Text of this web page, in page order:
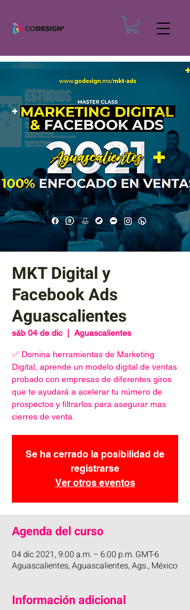
MKT Digital y
Facebook Ads
Aguascalientes
sáb 04 de dic
  |
Aguascalientes
✅ Domina herramientas de Marketing
Digital, aprende un modelo digital de ventas
probado con empresas de diferentes giros
que te ayudará a acelerar tu número de
prospectos y filtrarlos para asegurar mas
cierres de venta.
Se ha cerrado la posibilidad de
registrarse
Ver otros eventos
Agenda del curso
04 dic 2021, 9:00 a.m. – 6:00 p.m. GMT-6
Aguascalientes, Aguascalientes, Ags., México
Información adicional